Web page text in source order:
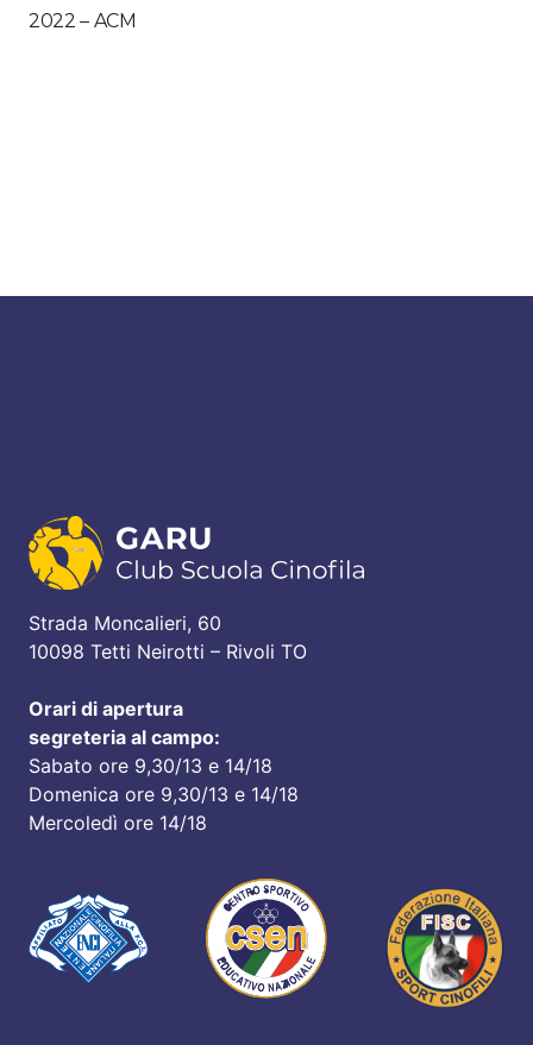
2022 – ACM
Strada Moncalieri, 60
10098 Tetti Neirotti – Rivoli TO
Orari di apertura
segreteria al campo:
Sabato ore 9,30/13 e 14/18
Domenica ore 9,30/13 e 14/18
Mercoledì ore 14/18